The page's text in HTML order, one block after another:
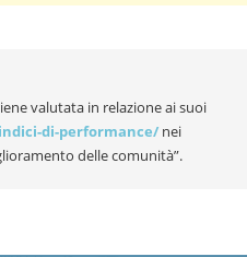
valutata in relazione ai suoi
di-performance/ nei
delle comunità”.